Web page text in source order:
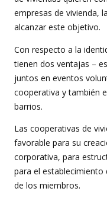
empresas de vivienda,
alcanzar este objetivo.
Con respecto a la
tienen dos ventajas –
juntos en eventos
cooperativa y también
barrios.
Las cooperativas de
favorable para su
corporativa, para
para el establecimiento
de los miembros.